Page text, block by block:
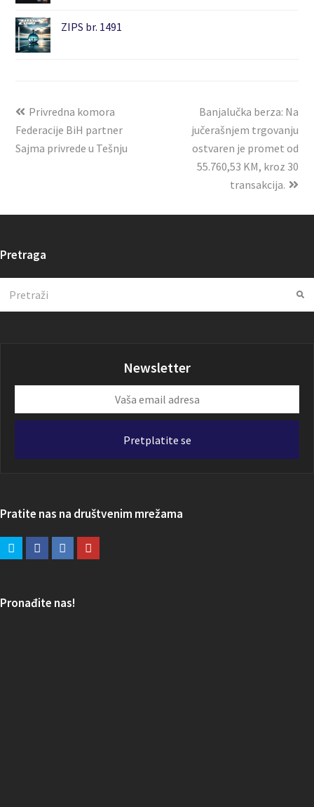
ZIPS br. 1491
Privredna komora
Federacije BiH partner
Sajma privrede u Tešnju
Banjalučka berza: Na
jučerašnjem trgovanju
ostvaren je promet od
55.760,53 KM, kroz 30
transakcija.
Pretraga
Newsletter
email
Pretplatite se
Pratite nas na društvenim mrežama
Pronađite nas!